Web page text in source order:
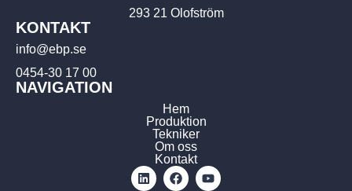
293 21 Olofström
KONTAKT
info@ebp.se
0454-30 17 00
NAVIGATION
Hem
Produktion
Tekniker
Om oss
Kontakt